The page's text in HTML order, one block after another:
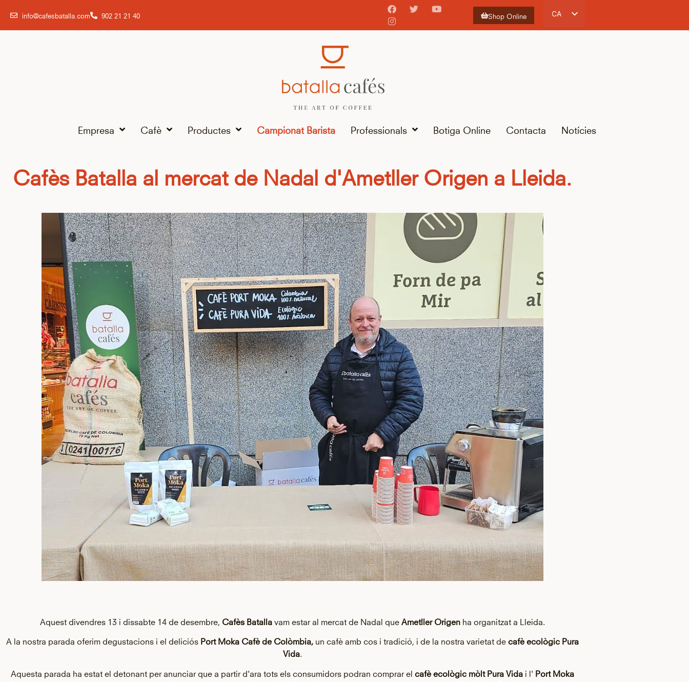
info@cafesbatalla.com 902 21 21 40 Shop Online
CA
ES
Empresa Cafè Productes Campionat Barista Professionals Botiga Online Contacta Notícies
Cafès Batalla al mercat de Nadal d'Ametller Origen a Lleida.
Aquest divendres 13 i dissabte 14 de desembre, Cafès Batallavam estar al mercat de Nadal que Ametller Origenha organitzat a Lleida.
A la nostra parada oferim degustacions i el deliciós Port Moka Cafè de Colòmbia, un cafè amb cos i tradició, i de la nostra varietat de cafè ecològic Pura
Vida.
Aquesta parada ha estat el detonant per anunciar que a partir d'ara tots els consumidors podran comprar el cafè ecològic mòlt Pura Vidai l' Port Moka